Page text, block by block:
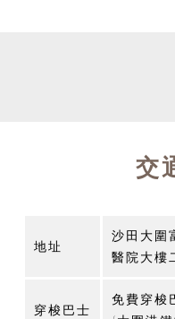
交
地址
沙田大圍
醫院大樓
穿梭巴士
免費穿梭